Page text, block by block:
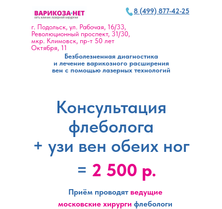
Безболезненная диагностика
и лечение варикозного расширения
вен с помощью лазерных технологий
г. Подольск, ул. Рабочая, 16/33,
Революционный проспект, 31/30,
мкр. Климовск, пр-т 50 лет
Октября, 11
8 (499) 877-42-25
8 (499) 877-42-25
Консультация
флеболога
+ узи вен обеих ног
Приём проводят ведущие
московские хирурги флебологи
= 2 500 р.